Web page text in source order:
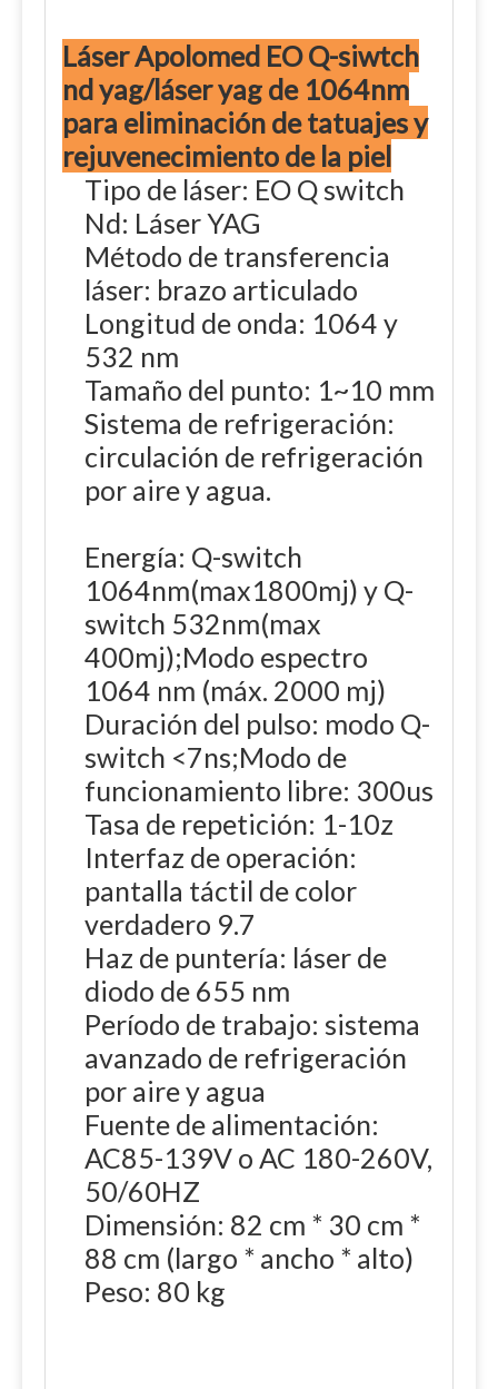
Láser Apolomed EO Q-siwtch
nd yag/láser yag de 1064nm
para eliminación de tatuajes y
rejuvenecimiento de la piel
Tipo de láser: EO Q switch
Nd: Láser YAG
Método de transferencia
láser: brazo articulado
Longitud de onda: 1064 y
532 nm
Tamaño del punto: 1~10 mm
Sistema de refrigeración:
circulación de refrigeración
por aire y agua.
Energía: Q-switch
1064nm(max1800mj) y Q-
switch 532nm(max
400mj);Modo espectro
1064 nm (máx. 2000 mj)
Duración del pulso: modo Q-
switch <7ns;Modo de
funcionamiento libre: 300us
Tasa de repetición: 1-10z
Interfaz de operación:
pantalla táctil de color
verdadero 9.7
Haz de puntería: láser de
diodo de 655 nm
Período de trabajo: sistema
avanzado de refrigeración
por aire y agua
Fuente de alimentación:
AC85-139V o AC 180-260V,
50/60HZ
Dimensión: 82 cm * 30 cm *
88 cm (largo * ancho * alto)
Peso: 80 kg